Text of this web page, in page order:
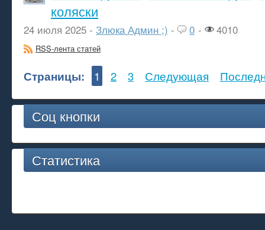
коляски
24 июля 2025 - Злюка Админ ;) - 0 - 4010
RSS-лента статей
Страницы: 1 2 3 Следующая
Соц кнопки
Статистика